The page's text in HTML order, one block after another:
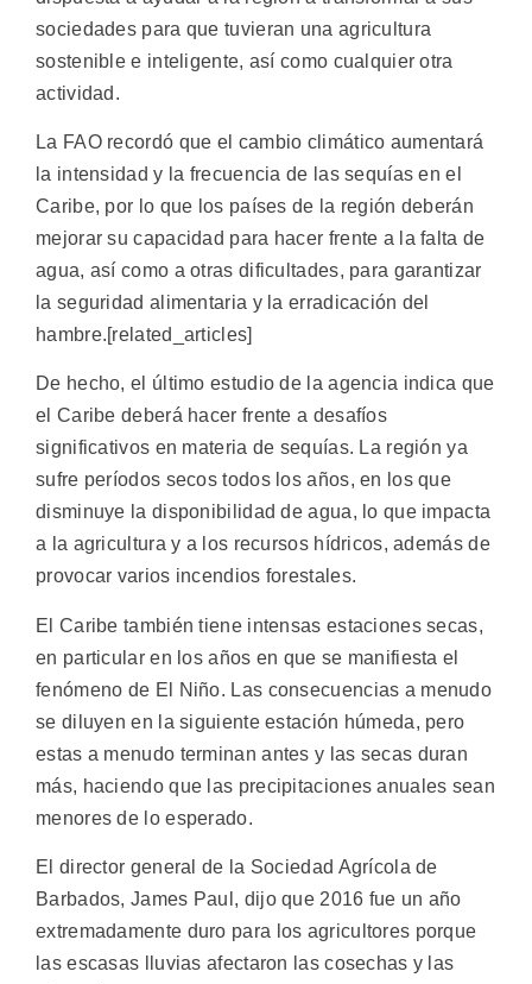
sociedades para que tuvieran una agricultura
sostenible e inteligente, así como cualquier otra
actividad.
La FAO recordó que el cambio climático aumentará
la intensidad y la frecuencia de las sequías en el
Caribe, por lo que los países de la región deberán
mejorar su capacidad para hacer frente a la falta de
agua, así como a otras dificultades, para garantizar
la seguridad alimentaria y la erradicación del
hambre.[related_articles]
De hecho, el último estudio de la agencia indica que
el Caribe deberá hacer frente a desafíos
significativos en materia de sequías. La región ya
sufre períodos secos todos los años, en los que
disminuye la disponibilidad de agua, lo que impacta
a la agricultura y a los recursos hídricos, además de
provocar varios incendios forestales.
El Caribe también tiene intensas estaciones secas,
en particular en los años en que se manifiesta el
fenómeno de El Niño. Las consecuencias a menudo
se diluyen en la siguiente estación húmeda, pero
estas a menudo terminan antes y las secas duran
más, haciendo que las precipitaciones anuales sean
menores de lo esperado.
El director general de la Sociedad Agrícola de
Barbados, James Paul, dijo que 2016 fue un año
extremadamente duro para los agricultores porque
las escasas lluvias afectaron las cosechas y las